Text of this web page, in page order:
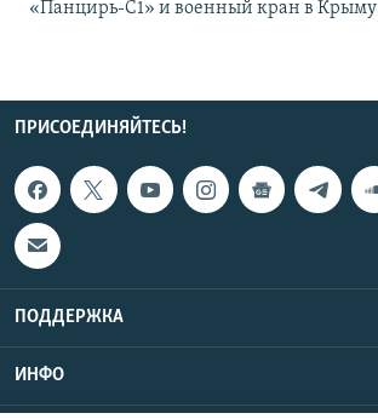
«Панцирь-С1» и военный кран в Крыму
ПРИСОЕДИНЯЙТЕСЬ!
ПОДДЕРЖКА
ИНФО